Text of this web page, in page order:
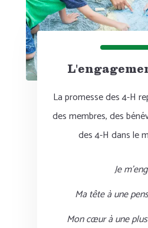
La promesse des 4-H
des membres, des
des 4-H dans le
Je
Ma tête à une
Mon cœur à une